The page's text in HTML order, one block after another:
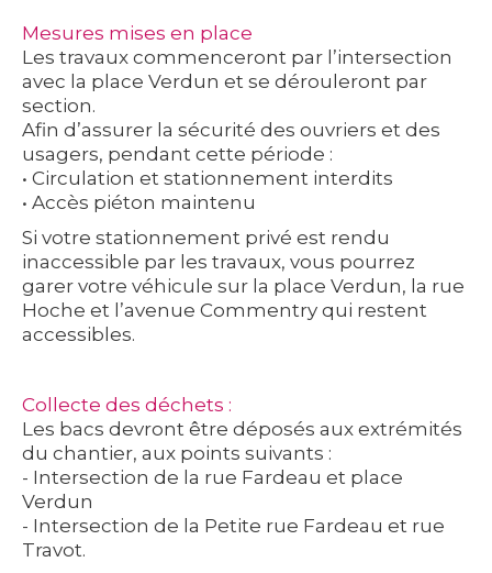
Mesures mises en place
Les travaux commenceront par l’intersection
avec la place Verdun et se dérouleront par
section.
Afin d’assurer la sécurité des ouvriers et des
usagers, pendant cette période :
• Circulation et stationnement interdits
• Accès piéton maintenu
Si votre stationnement privé est rendu
inaccessible par les travaux, vous pourrez
garer votre véhicule sur la place Verdun, la rue
Hoche et l’avenue Commentry qui restent
accessibles.
Collecte des déchets :
Les bacs devront être déposés aux extrémités
du chantier, aux points suivants :
- Intersection de la rue Fardeau et place
Verdun
- Intersection de la Petite rue Fardeau et rue
Travot.